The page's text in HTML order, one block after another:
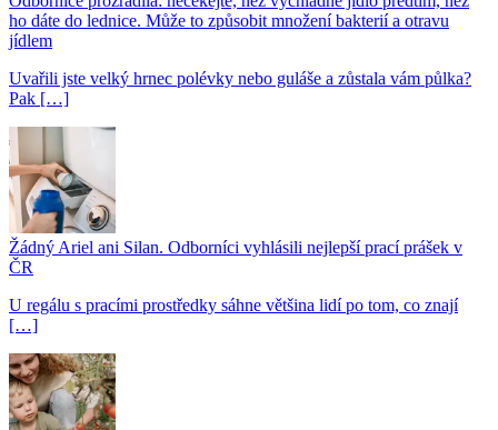
ho dáte do lednice. Může to způsobit množení bakterií a otravu
jídlem
Uvařili jste velký hrnec polévky nebo guláše a zůstala vám půlka?
Pak […]
Žádný Ariel ani Silan. Odborníci vyhlásili nejlepší prací prášek v
ČR
U regálu s pracími prostředky sáhne většina lidí po tom, co znají
[…]